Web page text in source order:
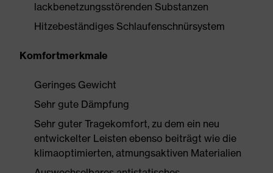
lackbenetzungsstörenden Substanzen
Hitzebeständiges Schlaufenschnürsystem
Komfortmerkmale
Geringes Gewicht
Sehr gute Dämpfung
Sehr guter Tragekomfort, zu dem ein neu
entwickelter Leisten ebenso beiträgt wie die
klimaoptimierten, atmungsaktiven Materialien